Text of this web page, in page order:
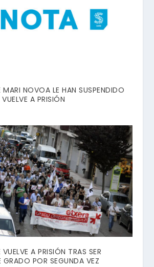
MARI NOVOA LE HAN SUSPENDIDO
A PRISIÓN
A PRISIÓN TRAS SER
GRADO POR SEGUNDA VEZ